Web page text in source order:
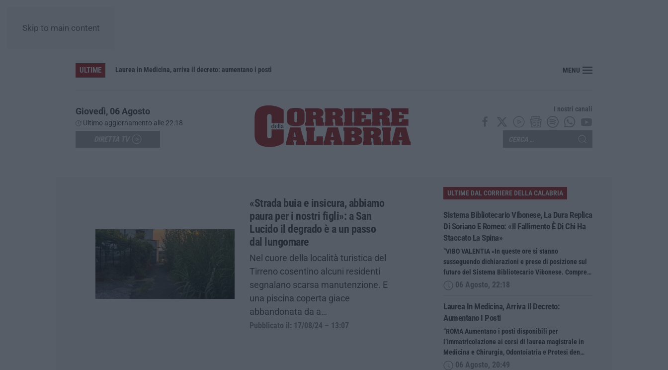
Skip to main content
ULTIME
Sistema bibliotecario vibonese, la dura replica di Soriano e Romeo: «Il fallimento è di chi ha staccato la spina» Laurea in Medicina, arriva il decreto: aumentano i posti La rivista “America Journals” celebra lo stilista Anton Giulio Grande
MENU
Giovedì, 06 Agosto
Ultimo aggiornamento alle 22:18
I nostri canali
«Strada buia e insicura, abbiamo
paura per i nostri figli»: a San
Lucido il degrado è a un passo
dal lungomare
Nel cuore della località turistica del
Tirreno cosentino alcuni residenti
segnalano scarsa manutenzione. E
una piscina coperta giace
abbandonata da a…
Pubblicato il: 17/08/24 – 13:07
ULTIME DAL CORRIERE DELLA CALABRIA
Sistema Bibliotecario Vibonese, La Dura Replica
Di Soriano E Romeo: «Il Fallimento È Di Chi Ha
Staccato La Spina»
“VIBO VALENTIA «In queste ore si stanno
susseguendo dichiarazioni e prese di posizione sul
futuro del Sistema Bibliotecario Vibonese. Compre…
06 Agosto, 22:18
Laurea In Medicina, Arriva Il Decreto:
Aumentano I Posti
“ROMA Aumentano i posti disponibili per
l’immatricolazione ai corsi di laurea magistrale in
Medicina e Chirurgia, Odontoiatria e Protesi den…
06 Agosto, 20:49